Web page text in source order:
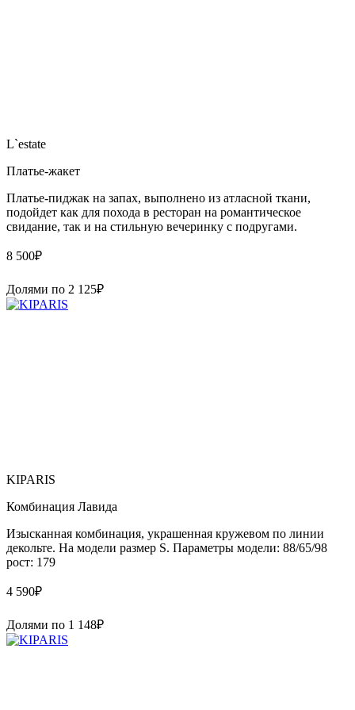
L`estate
Платье-жакет
Платье-пиджак на запах, выполнено из атласной ткани,
подойдет как для похода в ресторан на романтическое
свидание, так и на стильную вечеринку с подругами.
8 500₽
Долями по 2 125₽
KIPARIS
Комбинация Лавида
Изысканная комбинация, украшенная кружевом по линии
декольте. На модели размер S. Параметры модели: 88/65/98
рост: 179
4 590₽
Долями по 1 148₽